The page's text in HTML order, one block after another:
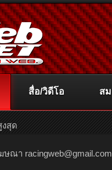
ษณา racingweb@gmail.com
สุด
สื่อ/วิดีโอ ส